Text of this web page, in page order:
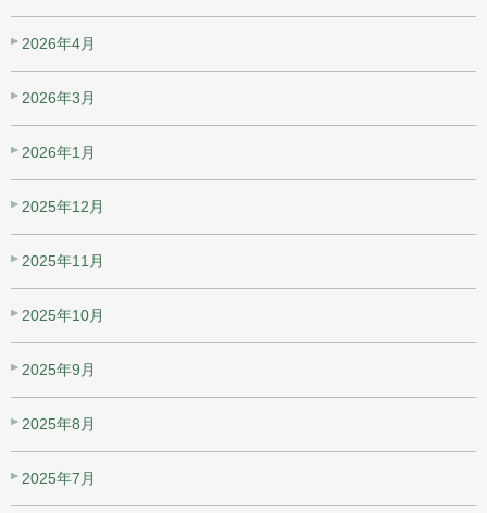
2026年4月
2026年3月
2026年1月
2025年12月
2025年11月
2025年10月
2025年9月
2025年8月
2025年7月